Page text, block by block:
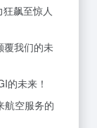
飙至惊人
覆我们的未
的未来！
航空服务的